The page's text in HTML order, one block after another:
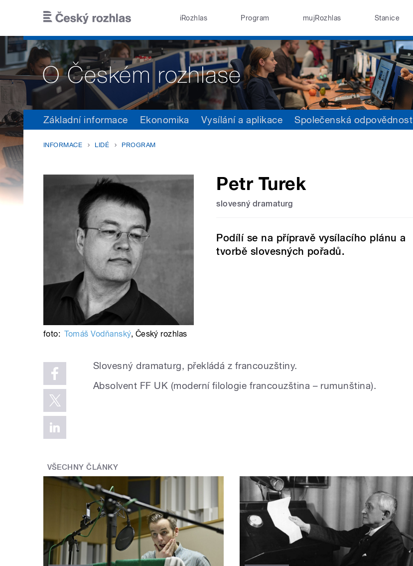
iRozhlas Program mujRozhlas Stanice
Základní informace Ekonomika Vysílání a aplikace Společenská odpovědnost
INFORMACE LIDÉ PROGRAM
Petr Turek
slovesný dramaturg
Podílí se na přípravě vysílacího plánu a
tvorbě slovesných pořadů.
foto: Tomáš Vodňanský, Český rozhlas
Slovesný dramaturg, překládá z francouzštiny.
Absolvent FF UK (moderní filologie francouzština – rumunština).
VŠECHNY ČLÁNKY